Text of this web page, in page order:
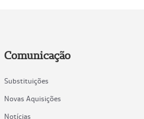
Comunicação
Substituições
Novas Aquisições
Notícias